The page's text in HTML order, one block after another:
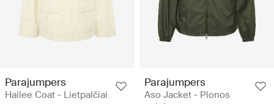
Parajumpers
Hailee Coat - Lietpalčiai
Parajumpers
Aso Jacket - Plonos